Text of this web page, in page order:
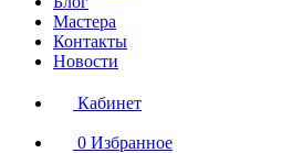
Мастера
Контакты
Новости
Кабинет
0 Избранное